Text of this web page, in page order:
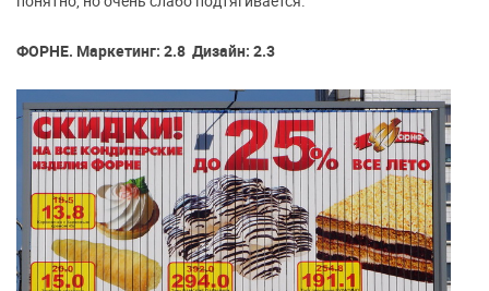
ФОРНЕ. Маркетинг: 2.8 Дизайн: 2.3